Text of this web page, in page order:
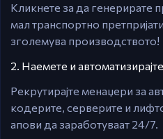
Кликнете за да генерирате
мал транспортно
зголемува производството!
2. Наемете и автоматизирајте
Рекрутирајте менаџери за
кодерите, серверите и
апови да заработуваат 24/7.